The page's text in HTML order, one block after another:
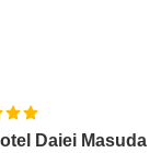
Daiei Masuda